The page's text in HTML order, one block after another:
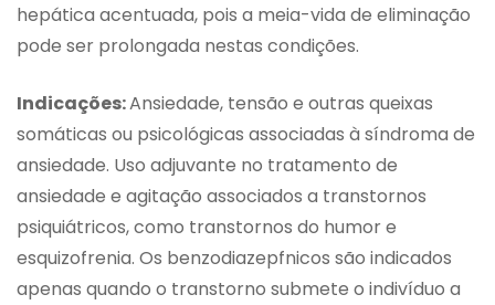
hepática acentuada, pois a meia-vida de eliminação
pode ser prolongada nestas condições.
Indicações:Ansiedade, tensão e outras queixas
somáticas ou psicológicas associadas à síndroma de
ansiedade. Uso adjuvante no tratamento de
ansiedade e agitação associados a transtornos
psiquiátricos, como transtornos do humor e
esquizofrenia. Os benzodiazepfnicos são indicados
apenas quando o transtorno submete o indivíduo a